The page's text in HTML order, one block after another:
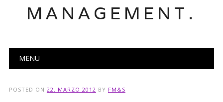
MANAGEMENT.
Main menu
MENU
POSTED ON 22. MARZO 2012 BY FM&S